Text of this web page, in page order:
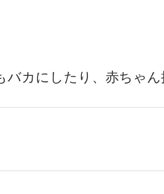
バカにしたり、赤ちゃ